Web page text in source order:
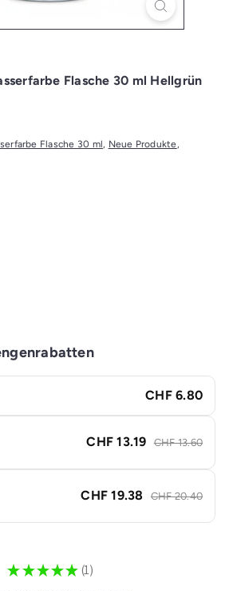
Flasche 30 ml Hellgrün
Flasche 30 ml, Neue Produkte,
CHF 6.80
CHF 13.19 CHF 13.60
CHF 19.38 CHF 20.40
★ ★ ★ ★ ★ 1
1